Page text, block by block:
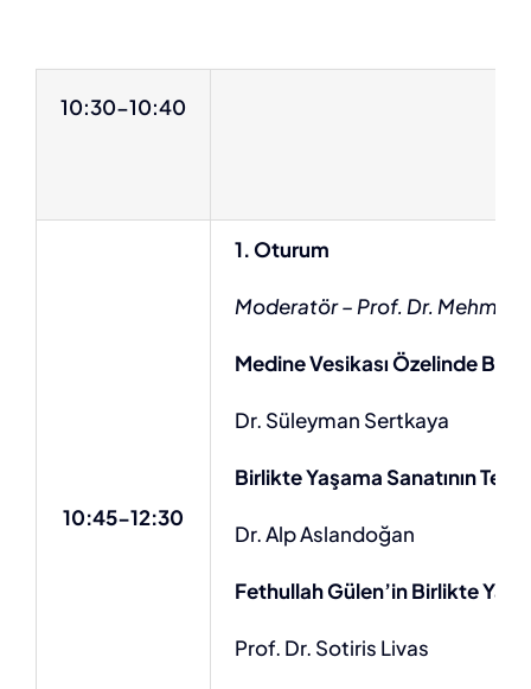
10:30-10:40
10:45-12:30
1. Oturum
Moderatör – Prof. Dr. Mehmet
Medine Vesikası Özelinde
Dr. Süleyman Sertkaya
Birlikte Yaşama Sanatının
Dr. Alp Aslandoğan
Fethullah Gülen’in Birlikte
Prof. Dr. Sotiris Livas